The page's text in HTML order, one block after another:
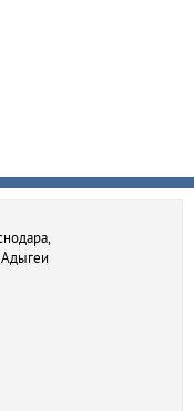
Адыгеи